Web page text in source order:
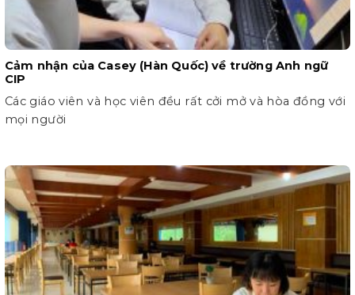
Cảm nhận của Casey (Hàn Quốc) về trường Anh ngữ
CIP
Các giáo viên và học viên đều rất cởi mở và hòa đồng với
mọi người